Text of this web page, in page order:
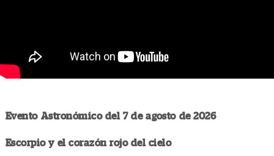
Evento Astronómico del 7 de agosto de 2026
Escorpio y el corazón rojo del cielo